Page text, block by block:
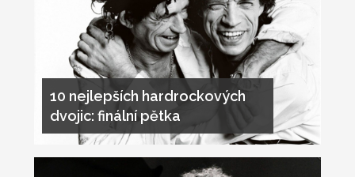
10 nejlepších hardrockových
dvojic: finální pětka